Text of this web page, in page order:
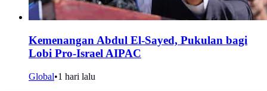
Kemenangan Abdul El-Sayed, Pukulan bagi
Lobi Pro-Israel AIPAC
Global•1 hari lalu